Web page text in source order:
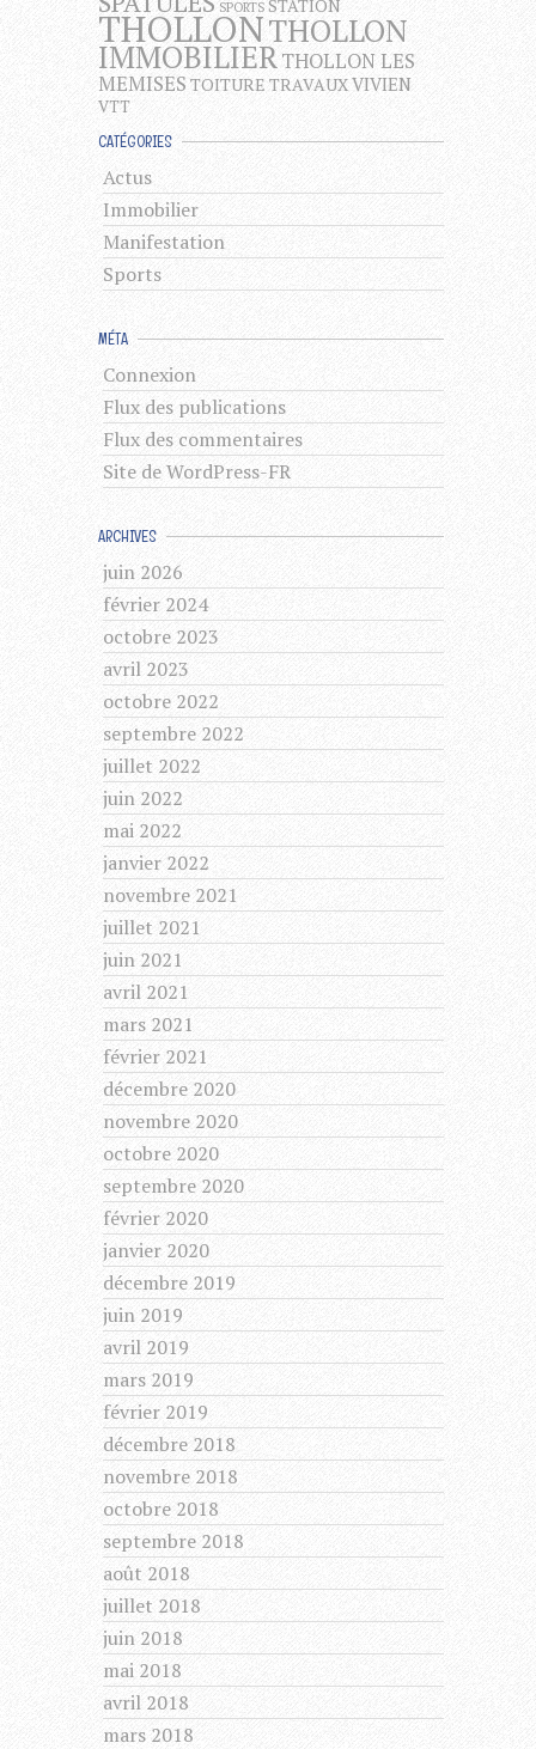
SPORTS STATION
THOLLONTHOLLON
IMMOBILIERTHOLLON LES
MEMISES TOITURE TRAVAUXVIVIEN
VTT
CATÉGORIES
Actus
Immobilier
Manifestation
Sports
MÉTA
Connexion
Flux des publications
Flux des commentaires
Site de WordPress-FR
ARCHIVES
juin 2026
février 2024
octobre 2023
avril 2023
octobre 2022
septembre 2022
juillet 2022
juin 2022
mai 2022
janvier 2022
novembre 2021
juillet 2021
juin 2021
avril 2021
mars 2021
février 2021
décembre 2020
novembre 2020
octobre 2020
septembre 2020
février 2020
janvier 2020
décembre 2019
juin 2019
avril 2019
mars 2019
février 2019
décembre 2018
novembre 2018
octobre 2018
septembre 2018
août 2018
juillet 2018
juin 2018
mai 2018
avril 2018
mars 2018